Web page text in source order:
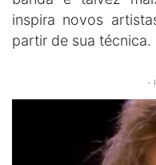
inspira novos
partir de sua técnica.
-